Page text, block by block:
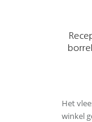
Het
winkel